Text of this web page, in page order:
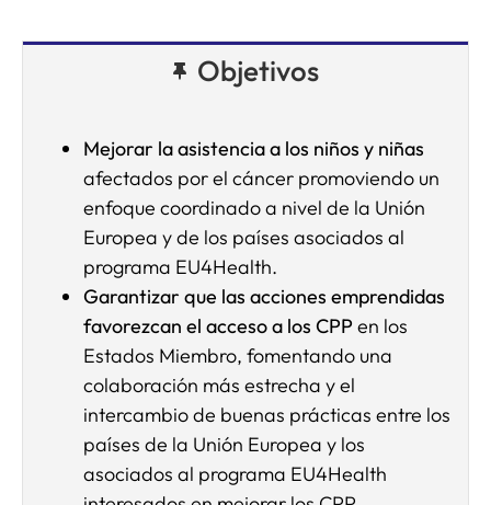
Objetivos
Mejorar la asistencia a los niños y niñas
afectados por el cáncer promoviendo un
enfoque coordinado a nivel de la Unión
Europea y de los países asociados al
programa EU4Health.
Garantizar que las acciones emprendidas
favorezcan el acceso a los CPPen los
Estados Miembro, fomentando una
colaboración más estrecha y el
intercambio de buenas prácticas entre los
países de la Unión Europea y los
asociados al programa EU4Health